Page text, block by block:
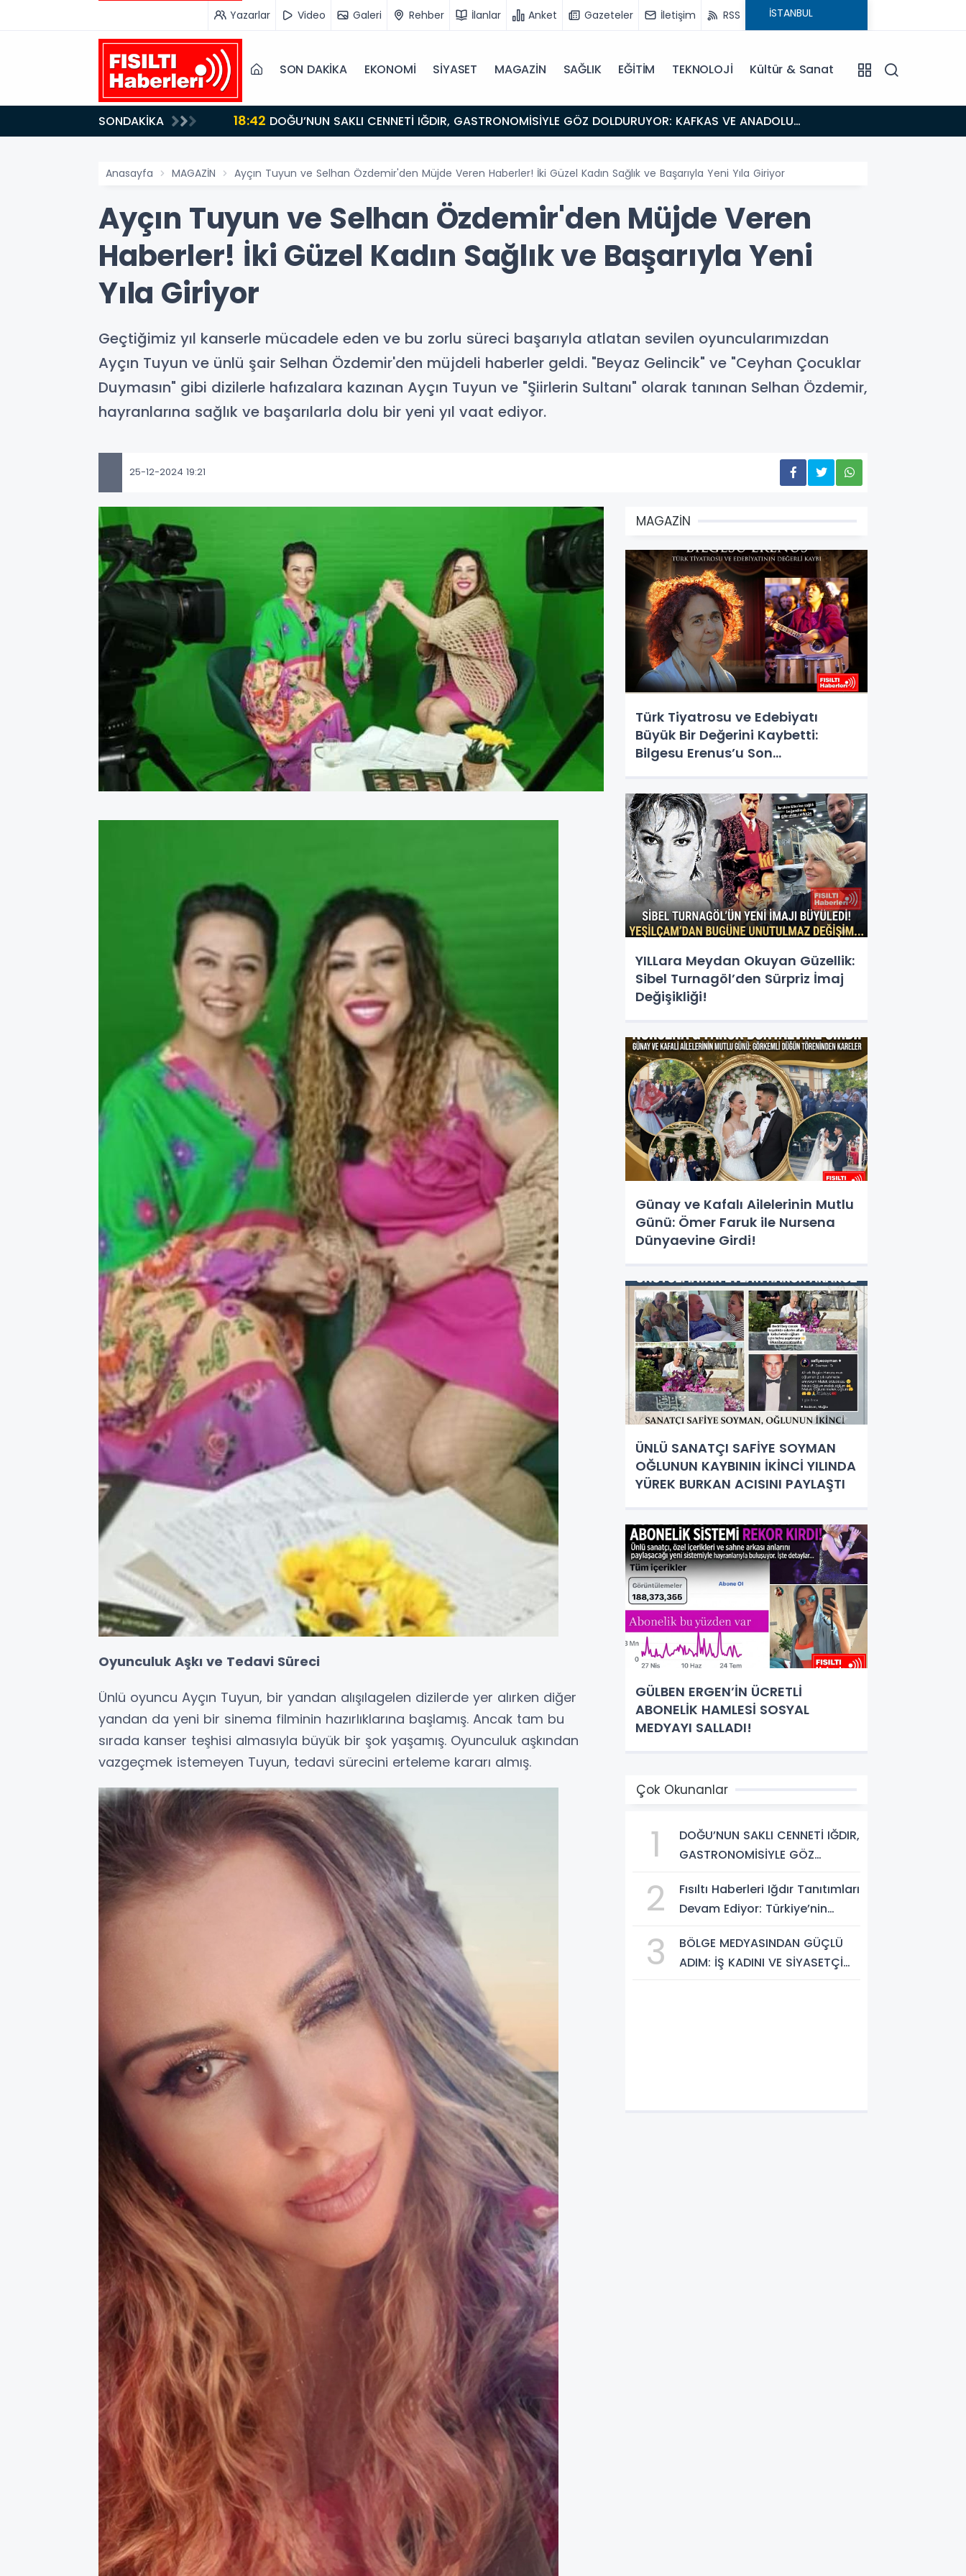
Yazarlar Video Galeri Rehber İlanlar Anket Gazeteler İletişim RSS
SON DAKİKA EKONOMİ SİYASET MAGAZİN SAĞLIK EĞİTİM TEKNOLOJİ Kültür & Sanat
SONDAKİKA 18:42
KÜLTÜRÜNÜN BULUŞMA NOKTASI
Anasayfa MAGAZİN Ayçın Tuyun ve Selhan Özdemir'den Müjde Veren Haberler! İki Güzel Kadın Sağlık ve Başarıyla Yeni Yıla Giriyor
Ayçın Tuyun ve Selhan Özdemir'den Müjde Veren
Haberler! İki Güzel Kadın Sağlık ve Başarıyla Yeni
Yıla Giriyor
Geçtiğimiz yıl kanserle mücadele eden ve bu zorlu süreci başarıyla atlatan sevilen oyuncularımızdan
Ayçın Tuyun ve ünlü şair Selhan Özdemir'den müjdeli haberler geldi. "Beyaz Gelincik" ve "Ceyhan Çocuklar
Duymasın" gibi dizilerle hafızalara kazınan Ayçın Tuyun ve "Şiirlerin Sultanı" olarak tanınan Selhan Özdemir,
hayranlarına sağlık ve başarılarla dolu bir yeni yıl vaat ediyor.
25-12-2024 19:21
Oyunculuk Aşkı ve Tedavi Süreci
Ünlü oyuncu Ayçın Tuyun, bir yandan alışılagelen dizilerde yer alırken diğer
yandan da yeni bir sinema filminin hazırlıklarına başlamış. Ancak tam bu
sırada kanser teşhisi almasıyla büyük bir şok yaşamış. Oyunculuk aşkından
vazgeçmek istemeyen Tuyun, tedavi sürecini erteleme kararı almış.
MAGAZİN
Türk Tiyatrosu ve Edebiyatı
Büyük Bir Değerini Kaybetti:
Bilgesu Erenus’u Son
YILLara Meydan Okuyan Güzellik:
Sibel Turnagöl’den Sürpriz İmaj
Değişikliği!
Günay ve Kafalı Ailelerinin Mutlu
Günü: Ömer Faruk ile Nursena
Dünyaevine Girdi!
ÜNLÜ SANATÇI SAFİYE SOYMAN
OĞLUNUN KAYBININ İKİNCİ YILINDA
YÜREK BURKAN ACISINI PAYLAŞTI
GÜLBEN ERGEN’İN ÜCRETLİ
ABONELİK HAMLESİ SOSYAL
MEDYAYI SALLADI!
Çok Okunanlar
1
DOĞU’NUN SAKLI CENNETİ IĞDIR,
GASTRONOMİSİYLE GÖZ
ANADOLU KÜLTÜRÜNÜN
BULUŞMA NOKTASI
2
Fısıltı Haberleri Iğdır Tanıtımları
Devam Ediyor: Türkiye’nin
Cennetleri Keşfedilmeyi
Bekliyor
3
BÖLGE MEDYASINDAN GÜÇLÜ
ADIM: İŞ KADINI VE SİYASETÇİ